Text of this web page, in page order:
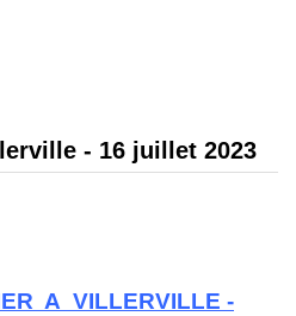
- 16 juillet 2023
A VILLERVILLE -